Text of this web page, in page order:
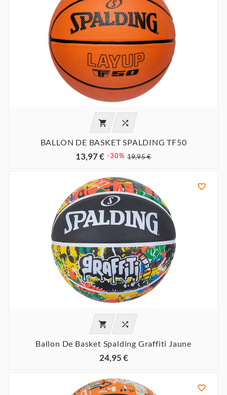
 
BALLON DE BASKET SPALDING TF50
13,97 € -30% 19,95 €

 
Ballon De Basket Spalding Graffiti Jaune
24,95 €
